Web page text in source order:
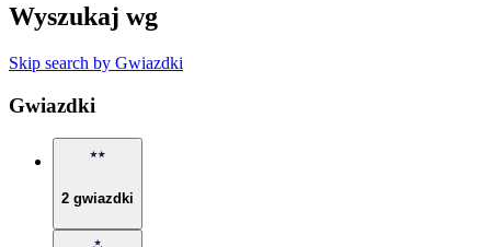
Wyszukaj wg
Skip search by Gwiazdki
Gwiazdki
2 gwiazdki